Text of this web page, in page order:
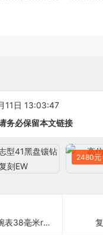
11日 13:03:47
务必保留本文链接
2480元
星期日历系列